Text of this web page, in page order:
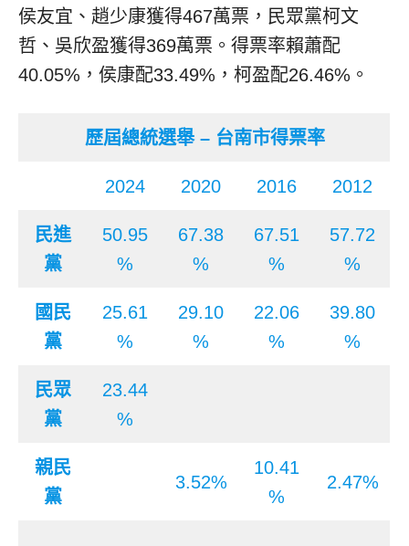
侯友宜、趙少康獲得467萬票，民眾黨柯文
哲、吳欣盈獲得369萬票。得票率賴蕭配
40.05%，侯康配33.49%，柯盈配26.46%。
歷屆總統選舉 – 台南市得票率
2024 2020 2016 2012
民進
黨
50.95
%
67.38
%
67.51
%
57.72
%
國民
黨
25.61
%
29.10
%
22.06
%
39.80
%
民眾
黨
23.44
%
親民
黨
3.52%
10.41
%
2.47%